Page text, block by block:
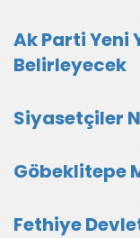
Ak Parti Yeni
Belirleyecek
Siyasetçiler
Göbeklitepe
Fethiye